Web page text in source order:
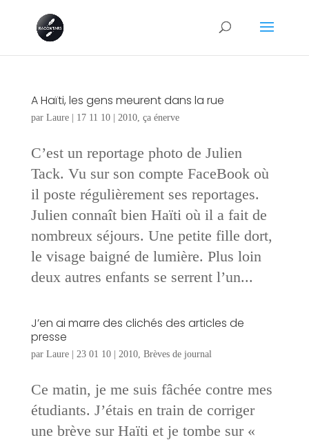
A Haïti, les gens meurent dans la rue
par Laure| 17 11 10| 2010, ça énerve
C’est un reportage photo de Julien
Tack. Vu sur son compte FaceBook où
il poste régulièrement ses reportages.
Julien connaît bien Haïti où il a fait de
nombreux séjours. Une petite fille dort,
le visage baigné de lumière. Plus loin
deux autres enfants se serrent l’un...
J’en ai marre des clichés des articles de
presse
par Laure| 23 01 10| 2010, Brèves de journal
Ce matin, je me suis fâchée contre mes
étudiants. J’étais en train de corriger
une brève sur Haïti et je tombe sur «